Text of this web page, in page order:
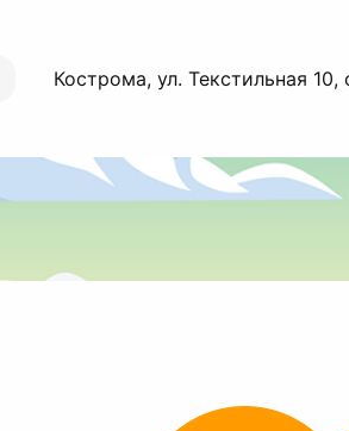
Кострома, ул. Текстильная 10,